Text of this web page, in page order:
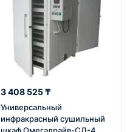
3 408 525 ₸
Универсальный
инфракрасный сушильный